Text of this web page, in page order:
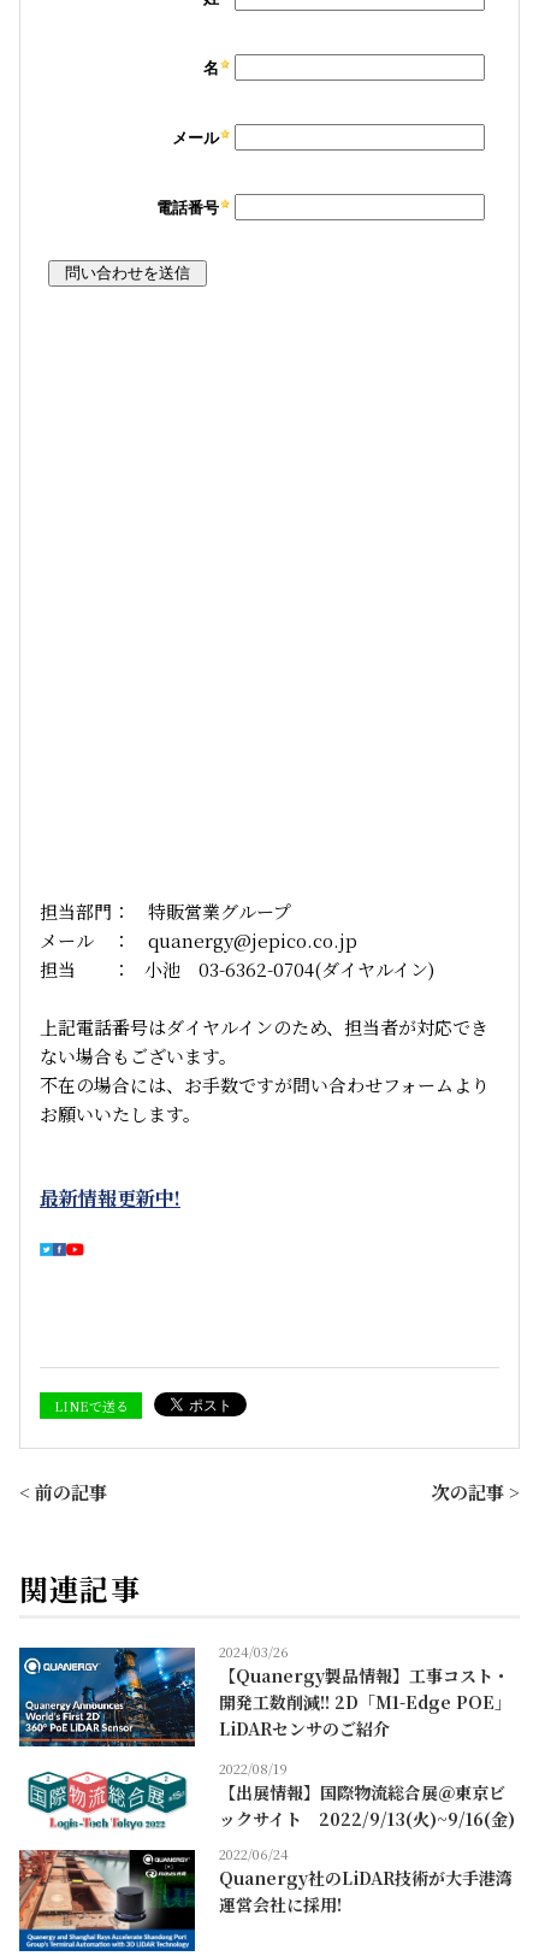
担当部門： 特販営業グループ
メール ： quanergy@jepico.co.jp
担当 ： 小池 03-6362-0704(ダイヤルイン)
上記電話番号はダイヤルインのため、担当者が対応でき
ない場合もございます。
不在の場合には、お手数ですが問い合わせフォームより
お願いいたします。
最新情報更新中!
LINEで送る
< 前の記事 次の記事 >
関連記事
2024/03/26
【Quanergy製品情報】工事コスト・
開発工数削減!! 2D「M1-Edge POE」
LiDARセンサのご紹介
2022/08/19
【出展情報】国際物流総合展＠東京ビ
ックサイト 2022/9/13(火)~9/16(金)
2022/06/24
Quanergy社のLiDAR技術が大手港湾
運営会社に採用!